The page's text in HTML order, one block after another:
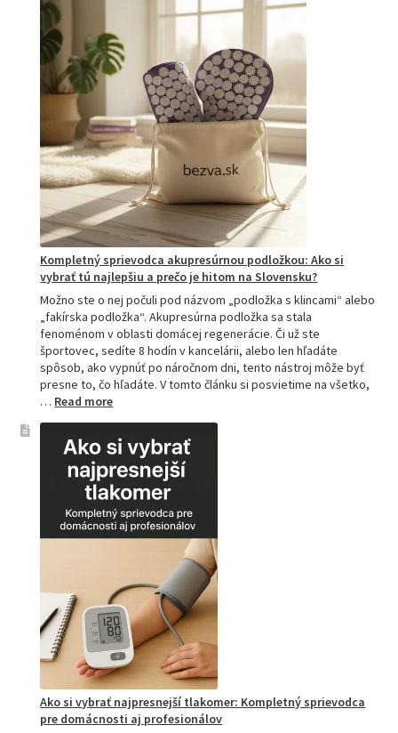
Kompletný sprievodca akupresúrnou podložkou: Ako si
vybrať tú najlepšiu a prečo je hitom na Slovensku?
Možno ste o nej počuli pod názvom „podložka s klincami“ alebo
„fakírska podložka“. Akupresúrna podložka sa stala
fenoménom v oblasti domácej regenerácie. Či už ste
športovec, sedíte 8 hodín v kancelárii, alebo len hľadáte
spôsob, ako vypnúť po náročnom dni, tento nástroj môže byť
presne to, čo hľadáte. V tomto článku si posvietime na všetko,
… Read more:
sprievodca
akupresúrnou
podložkou:
Ako
si
vybrať
tú
prečo
je
hitom
na
Slovensku?
Ako si vybrať najpresnejší tlakomer: Kompletný sprievodca
pre domácnosti aj profesionálov